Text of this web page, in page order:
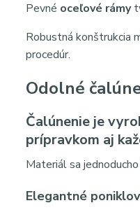
Pevné oceľové rámy
Robustná konštrukcia
procedúr.
Odolné
Čalúnenie je
prípravkom aj
Materiál sa
Elegantné